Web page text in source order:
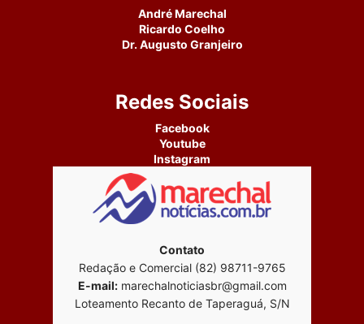
André Marechal
Ricardo Coelho
Dr. Augusto Granjeiro
Redes Sociais
Facebook
Youtube
Instagram
Contato
Redação e Comercial (82) 98711-9765
E-mail:marechalnoticiasbr@gmail.com
Loteamento Recanto de Taperaguá, S/N